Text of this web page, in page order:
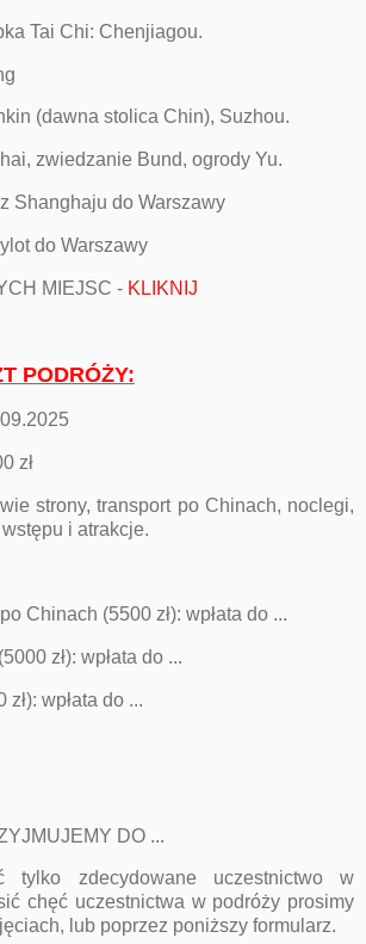
Tai Chi: Chenjiagou.
(dawna stolica Chin), Suzhou.
zwiedzanie Bund, ogrody Yu.
Shanghaju do Warszawy
do Warszawy
MIEJSC - KLIKNIJ
PODRÓŻY:
zł
strony, transport po Chinach, noclegi,
i atrakcje.
Chinach (5500 zł): wpłata do ...
zł): wpłata do ...
wpłata do ...
DO ...
tylko zdecydowane uczestnictwo w
chęć uczestnictwa w podróży prosimy
lub poprzez poniższy formularz.